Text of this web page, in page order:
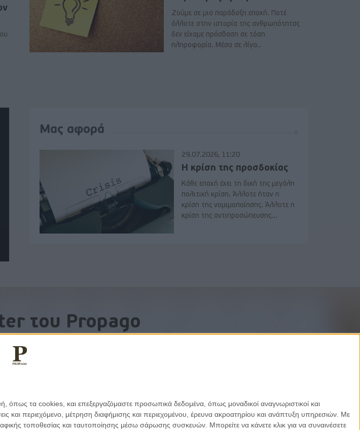
τα cookies, και επεξεργαζόμαστε προσωπικά δεδομένα, όπως μοναδικοί αναγνωριστικοί και
περιεχόμενο, μέτρηση διαφήμισης και περιεχομένου, έρευνα ακροατηρίου και ανάπτυξη υπηρεσιών. Με
τοποθεσίας και ταυτοποίησης μέσω σάρωσης συσκευών. Μπορείτε να κάνετε κλικ για να συναινέσετε
Ζούμε σε μια παράδοξη εποχή. Ποτέ
άλλοτε στην ιστορία της ανθρωπότητας
δεν είχαμε πρόσβαση σε τόση
πληροφορία. Μέσα σε λίγα..
Μας αφορά
29.07.2026, 11:20
Η κρίση της προσδοκίας
Κάθε εποχή έχει τη δική της μεγάλη
πολιτική κρίση. Άλλοτε ήταν η
κρίση της νομιμοποίησης. Άλλοτε η
κρίση της αντιπροσώπευσης...
του Propago
της ημέρας στο email σας